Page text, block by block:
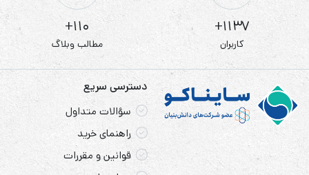
1137+
کاربران
110+
مطالب وبلاگ
دسترسی سریع
سؤالات متداول
راهنمای خرید
قوانین و مقررات